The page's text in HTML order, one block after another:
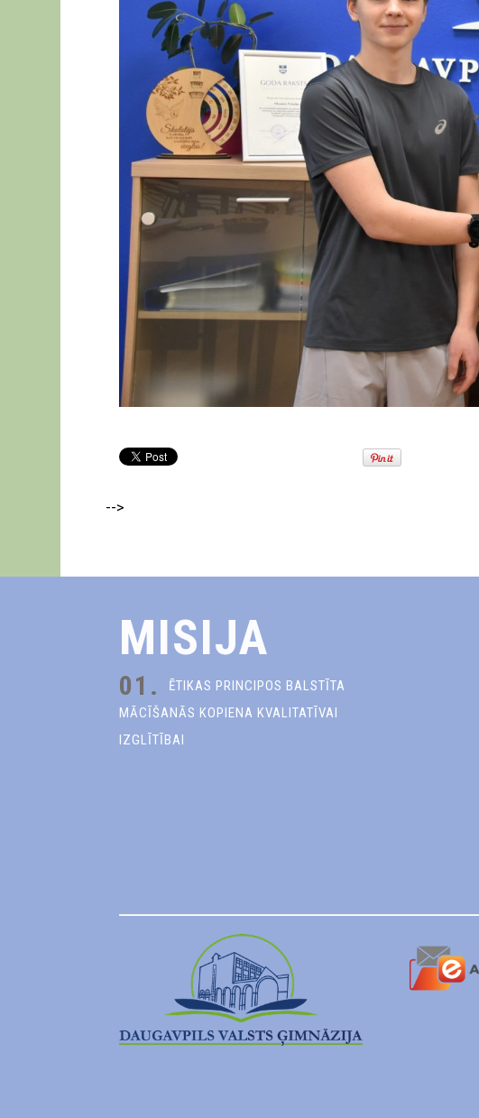
-->
MISIJA
01.
ĒTIKAS PRINCIPOS BALSTĪTA
MĀCĪŠANĀS KOPIENA KVALITATĪVAI
IZGLĪTĪBAI